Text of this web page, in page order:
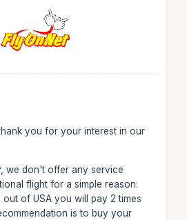
you for your interest in our
we don't offer any service
flight for a simple reason:
of USA you will pay 2 times
is to buy your